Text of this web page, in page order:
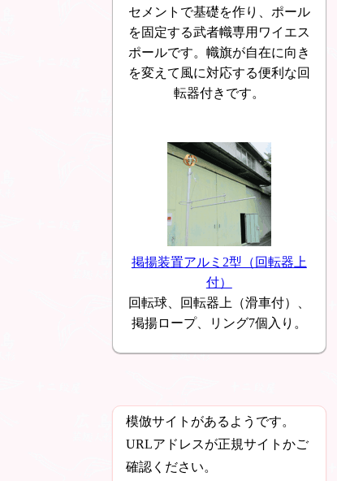
セメントで基礎を作り、ポール
を固定する武者幟専用ワイエス
ポールです。幟旗が自在に向き
を変えて風に対応する便利な回
転器付きです。
掲揚装置アルミ2型（回転器上
付）
回転球、回転器上（滑車付）、
掲揚ロープ、リング7個入り。
模倣サイトがあるようです。
URLアドレスが正規サイトかご
確認ください。